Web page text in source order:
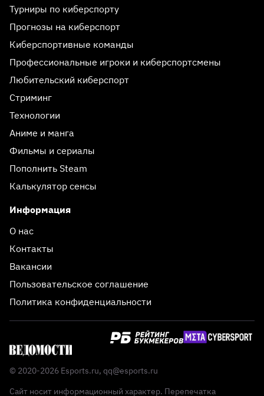
Турниры по киберспорту
Прогнозы на киберспорт
Киберспортивные команды
Профессиональные игроки и киберспортсмены
Любительский киберспорт
Стриминг
Технологии
Аниме и манга
Фильмы и сериалы
Пополнить Steam
Калькулятор сенсы
Информация
О нас
Контакты
Вакансии
Пользовательское соглашение
Политика конфиденциальности
© 2020-2026 Esports.ru, qq@esports.ru
Сайт носит информационный характер. Перепечатка